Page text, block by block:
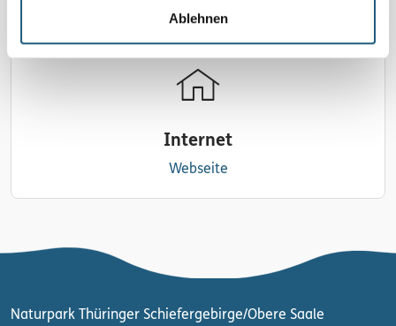
Ablehnen
Internet
Webseite
Naturpark Thüringer Schiefergebirge/Obere Saale